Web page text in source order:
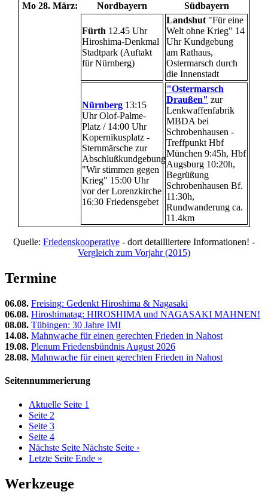
Mo 28. März:
Nordbayern Südbayern
Fürth 12.45 Uhr
Hiroshima-Denkmal
Stadtpark (Auftakt
für Nürnberg)
Landshut "Für eine
Welt ohne Krieg" 14
Uhr Kundgebung
am Rathaus,
Ostermarsch durch
die Innenstadt
Nürnberg 13:15
Uhr Olof-Palme-
Platz / 14:00 Uhr
Kopernikusplatz -
Sternmärsche zur
Abschlußkundgebung
"Wir stimmen gegen
Krieg" 15:00 Uhr
vor der Lorenzkirche
16:30 Friedensgebet
"Ostermarsch
Draußen" zur
Lenkwaffenfabrik
MBDA bei
Schrobenhausen -
Treffpunkt Hbf
München 9:45h, Hbf
Augsburg 10:20h,
Begrüßung
Schrobenhausen Bf.
11:30h,
Rundwanderung ca.
11.4km
Quelle: Friedenskooperative - dort detailliertere Informationen! -
Vergleich zum Vorjahr (2015)
Termine
06.08. Freising: Gedenkt Hiroshima & Nagasaki
06.08. Hiroshimatag: HIROSHIMA und NAGASAKI MAHNEN!
08.08. Tübingen: 30 Jahre IMI
14.08. Mahnwache für einen gerechten Frieden in Nahost
19.08. Plenum Friedensbündnis August 2026
28.08. Mahnwache für einen gerechten Frieden in Nahost
Seitennummerierung
Aktuelle Seite 1
Seite 2
Seite 3
Seite 4
Nächste Seite Nächste Seite ›
Letzte Seite Ende »
Werkzeuge